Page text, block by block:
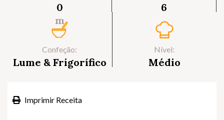
0
m
6
Confeção:
Lume & Frigorífico
Nível:
Médio
Imprimir Receita